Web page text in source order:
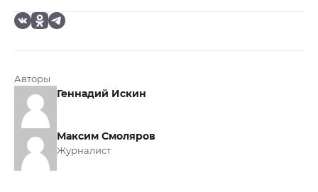
Авторы
Геннадий Искин
Максим Смоляров
Журналист